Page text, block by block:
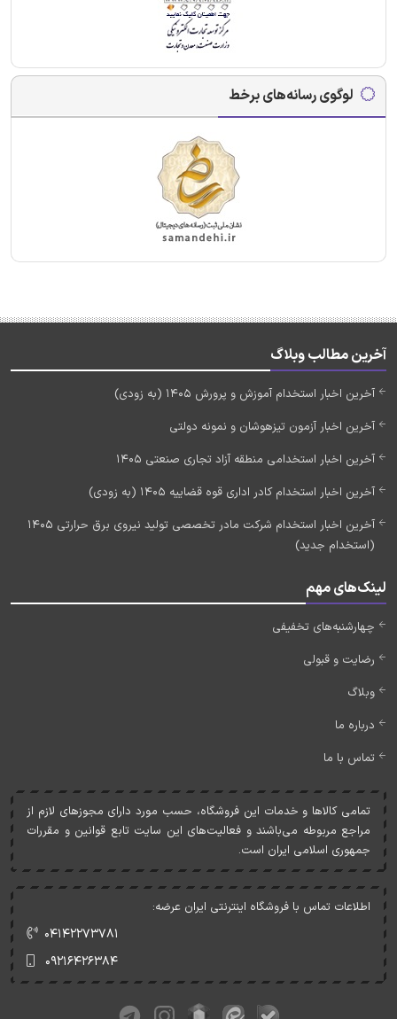
لوگوی رسانه‌های برخط
آخرین مطالب وبلاگ
آخرین اخبار استخدام آموزش و پرورش 1405 (به زودی)
آخرین اخبار آزمون تیزهوشان و نمونه دولتی
آخرین اخبار استخدامی منطقه آزاد تجاری صنعتی 1405
آخرین اخبار استخدام کادر اداری قوه قضاییه 1405 (به زودی)
آخرین اخبار استخدام شرکت مادر تخصصی تولید نیروی برق حرارتی 1405
(استخدام جدید)
لینک‌های مهم
چهارشنبه‌های تخفیفی
رضایت و قبولی
وبلاگ
درباره ما
تماس با ما
تمامی کالاها و خدمات اين فروشگاه، حسب مورد دارای مجوزهای لازم از
مراجع مربوطه می‌باشند و فعاليت‌های اين سايت تابع قوانين و مقررات
جمهوری اسلامی ايران است.
اطلاعات تماس با فروشگاه اینترنتی ایران عرضه:
۰۴۱۴۲۲۷۳۷۸۱
۰۹۲۱۶۴۲۶۳۸۴